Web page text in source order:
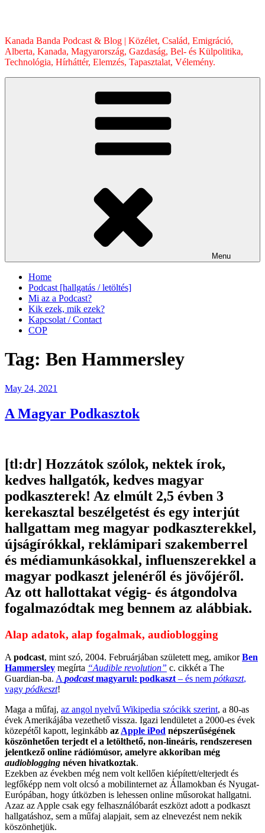
Kanada Banda Podcast & Blog | Közélet, Család, Emigráció,
Alberta, Kanada, Magyarország, Gazdaság, Bel- és Külpolitika,
Technológia, Hírháttér, Elemzés, Tapasztalat, Vélemény.
Menu
Home
Podcast [hallgatás / letöltés]
Mi az a Podcast?
Kik ezek, mik ezek?
Kapcsolat / Contact
COP
Tag: Ben Hammersley
Posted
May 24, 2021
A Magyar Podkasztok
[tl:dr] Hozzátok szólok, nektek írok,
kedves hallgatók, kedves magyar
podkaszterek! Az elmúlt 2,5 évben 3
kerekasztal beszélgetést és egy interjút
hallgattam meg magyar podkaszterekkel,
újságírókkal, reklámipari szakemberrel
és médiamunkásokkal, influenszerekkel a
magyar podkaszt jelenéről és jövőjéről.
Az ott hallottakat végig- és átgondolva
fogalmazódtak meg bennem az alábbiak.
Alap adatok, alap fogalmak, audioblogging
A podcast, mint szó, 2004. Februárjában született meg, amikorBen
Hammersley megírta “Audible revolution” c. cikkét a The
Guardian-ba. A podcastmagyarul: podkaszt – és nem pótkaszt,
vagy pódkeszt!
Maga a műfaj, az angol nyelvű Wikipedia szócikk szerint, a 80-as
évek Amerikájába vezethető vissza. Igazi lendületet a 2000-es évek
közepétől kapott, leginkább az Apple iPod népszerűségének
köszönhetően terjedt el a letölthető, non-lineáris, rendszeresen
jelentkező online rádiómúsor, amelyre akkoriban még
audioblogging néven hivatkoztak.
Ezekben az években még nem volt kellően kiépített/elterjedt és
legfőképp nem volt olcsó a mobilinternet az Államokban és Nyugat-
Európában, hogy útközben is lehessen online műsorokat hallgatni.
Azaz az Apple csak egy felhasználóbarát eszközt adott a podkaszt
hallgatáshoz, sem a műfaj alapjait, sem az elnevezést nem nekik
köszönhetjük.